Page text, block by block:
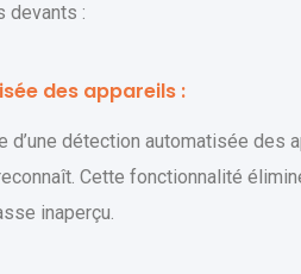
devants :
des appareils :
détection automatisée des
Cette fonctionnalité
inaperçu.